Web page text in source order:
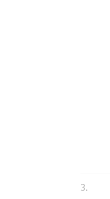
3.